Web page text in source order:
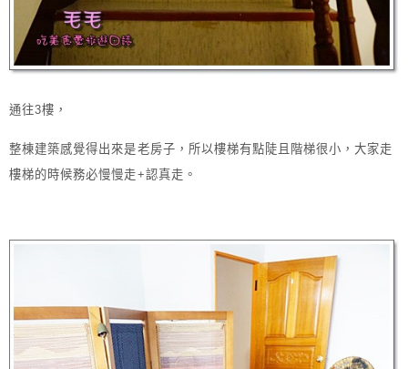
通往3樓，
整棟建築感覺得出來是老房子，所以樓梯有點陡且階梯很小，大家走
樓梯的時候務必慢慢走+認真走。